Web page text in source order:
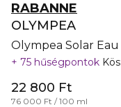
RABANNE
OLYMPEA
Olympea Solar
75 hűségpontok
22 800 Ft
76 000 Ft / 100 ml